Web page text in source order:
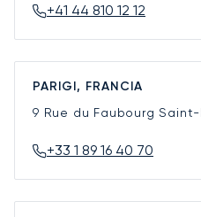
+41 44 810 12 12
PARIGI, FRANCIA
9 Rue du Faubourg
+33 1 89 16 40 70